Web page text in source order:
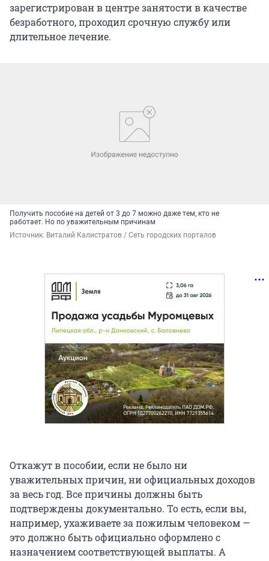
зарегистрирован в центре занятости в качестве
безработного, проходил срочную службу или
длительное лечение.
Получить пособие на детей от 3 до 7 можно даже тем, кто не
работает. Но по уважительным причинам
Источник: Виталий Калистратов / Сеть городских порталов
Откажут в пособии, если не было ни
уважительных причин, ни официальных доходов
за весь год. Все причины должны быть
подтверждены документально. То есть, если вы,
например, ухаживаете за пожилым человеком —
это должно быть официально оформлено с
назначением соответствующей выплаты. А